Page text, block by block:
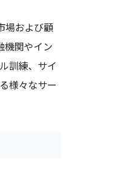
場および顧
機関やイン
訓練、サイ
様々なサー